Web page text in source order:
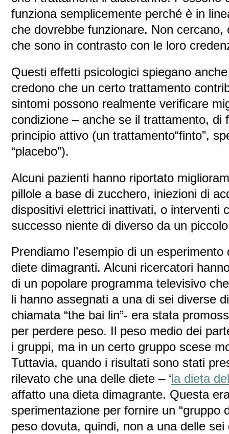
funziona semplicemente perché è in
che dovrebbe funzionare. Non
che sono in contrasto con le loro
Questi effetti psicologici spiegano
credono che un certo trattamento
sintomi possono realmente verificare
condizione – anche se il trattamento, di
principio attivo (un trattamento“finto”,
“placebo”).
Alcuni pazienti hanno riportato
pillole a base di zucchero, iniezioni di
dispositivi elettrici inattivati, o interventi
successo niente di diverso da un
Prendiamo l’esempio di un
diete dimagranti. Alcuni ricercatori
di un popolare programma televisivo
li hanno assegnati a una di sei diverse
chiamata “the bai lin”- era stata
per perdere peso. Il peso medio dei
i gruppi, ma in un certo gruppo scese
Tuttavia, quando i risultati sono stati
rilevato che una delle diete – ‘la dieta
affatto una dieta dimagrante. Questa
sperimentazione per fornire un “gruppo
peso dovuta, quindi, non a una delle